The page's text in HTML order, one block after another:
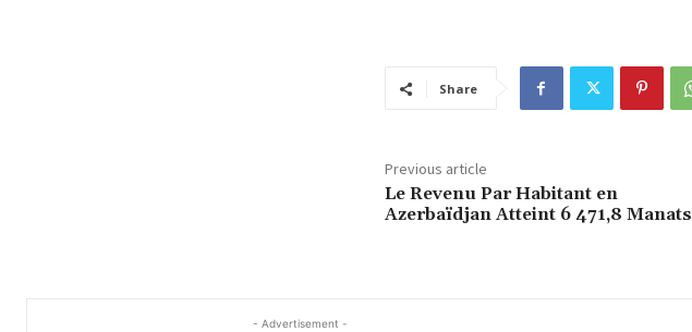
Share
Previous article
Le Revenu Par Habitant en
Azerbaïdjan Atteint 6 471,8 Manats
- Advertisement -